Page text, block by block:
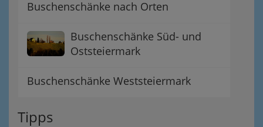
Buschenschänke nach Orten
Buschenschänke Süd- und
Oststeiermark
Buschenschänke Weststeiermark
Tipps